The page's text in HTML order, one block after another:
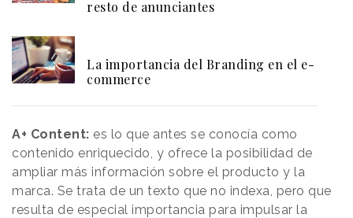
resto de anunciantes
La importancia del Branding en el e-
commerce
A+ Content: es lo que antes se conocía como
contenido enriquecido, y ofrece la posibilidad de
ampliar más información sobre el producto y la
marca. Se trata de un texto que no indexa, pero que
resulta de especial importancia para impulsar la